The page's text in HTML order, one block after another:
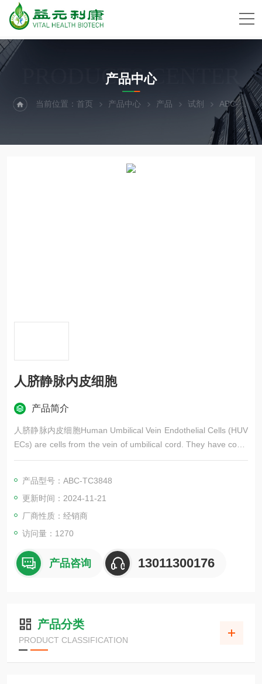
PRODUCTS CENTER
产品中心
当前位置：首页 产品中心 产品 试剂 ABC-TC3848人脐静脉内皮细胞
人脐静脉内皮细胞
产品简介
人脐静脉内皮细胞Human Umbilical Vein Endothelial Cells (HUV
ECs) are cells from the vein of umbilical cord. They have cobbl
estone morphology with large dark nuclei when observed unde
产品型号：ABC-TC3848
更新时间：2024-11-21
厂商性质：经销商
访问量：1270
产品咨询 13011300176
产品分类
PRODUCT CLASSIFICATION